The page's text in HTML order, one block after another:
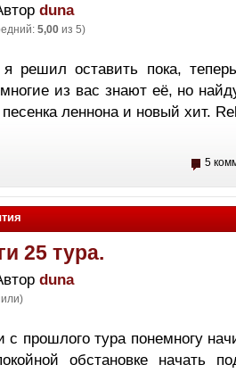
duna
5,00 из 5)
решил оставить пока,
из вас знают её, но
леннона и новый хит.
5
25 тура.
duna
прошлого тура понемногу
обстановке начать